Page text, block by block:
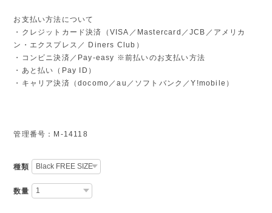
お支払い方法について
・クレジットカード決済（VISA／Mastercard／JCB／アメリカ
ン・エクスプレス／ Diners Club）
・コンビニ決済／Pay-easy ※前払いのお支払い方法
・あと払い（Pay ID）
・キャリア決済（docomo／au／ソフトバンク／Y!mobile）
管理番号：M-14118
種類
数量